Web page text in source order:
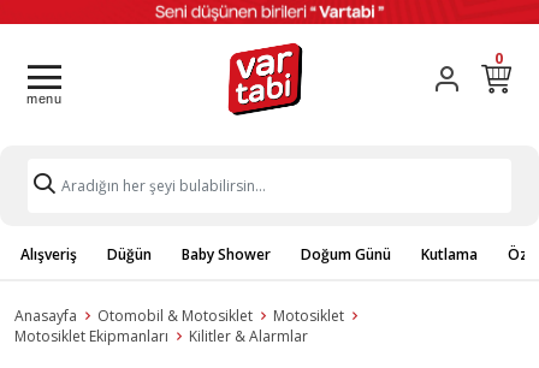
0
Alışveriş Düğün Baby Shower Doğum Günü Kutlama
Anasayfa Otomobil & Motosiklet
Motosiklet
Motosiklet Ekipmanları
Kilitler & Alarmlar